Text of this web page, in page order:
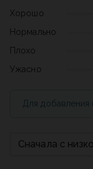
Сначала с
Хорошо
Нормально
Плохо
Ужасно
Для добавления